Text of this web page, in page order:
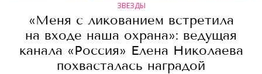
ЗВЕЗДЫ
«Меня с ликованием встретила
на входе наша охрана»: ведущая
канала «Россия» Елена Николаева
похвасталась наградой